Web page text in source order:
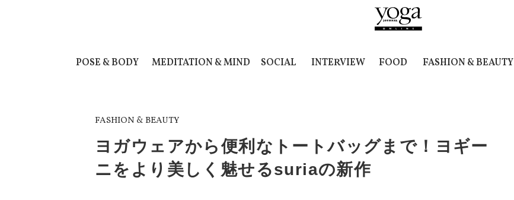
POSE & BODY MEDITATION & MIND SOCIAL INTERVIEW FOOD FASHION & BEAUTY
FASHION & BEAUTY
ヨガウェアから便利なトートバッグまで！ヨギー
ニをより美しく魅せるsuriaの新作